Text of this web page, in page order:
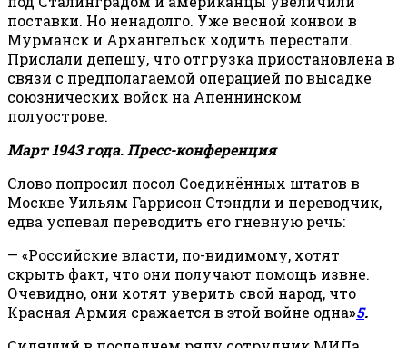
поставки. Но ненадолго. Уже весной конвои в
Мурманск и Архангельск ходить перестали.
Прислали депешу, что отгрузка приостановлена в
связи с предполагаемой операцией по высадке
союзнических войск на Апеннинском
полуострове.
Март 1943 года. Пресс-конференция
Слово попросил посол Соединённых штатов в
Москве Уильям Гаррисон Стэндли и переводчик,
едва успевал переводить его гневную речь:
— «Российские власти, по-видимому, хотят
скрыть факт, что они получают помощь извне.
Очевидно, они хотят уверить свой народ, что
Красная Армия сражается в этой войне одна»5.